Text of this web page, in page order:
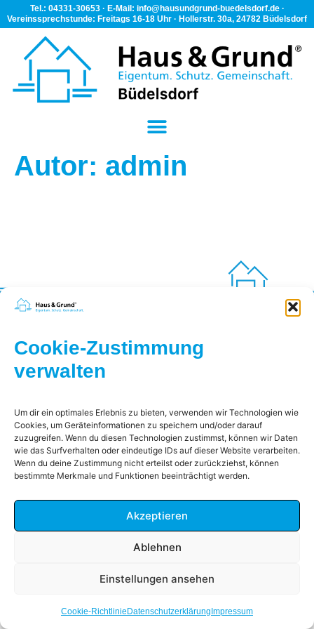
Cookie-Zustimmung
verwalten
Um dir ein optimales Erlebnis zu bieten, verwenden wir Technologien wie
Cookies, um Geräteinformationen zu speichern und/oder darauf
zuzugreifen. Wenn du diesen Technologien zustimmst, können wir Daten
wie das Surfverhalten oder eindeutige IDs auf dieser Website verarbeiten.
Wenn du deine Zustimmung nicht erteilst oder zurückziehst, können
bestimmte Merkmale und Funktionen beeinträchtigt werden.
Akzeptieren
Ablehnen
Einstellungen ansehen
Cookie-Richtlinie Datenschutzerklärung Impressum
Tel.: 04331-30653 · E-Mail: info@hausundgrund-buedelsdorf.de ·
Vereinssprechstunde: Freitags 16-18 Uhr · Hollerstr. 30a, 24782 Büdelsdorf
Autor: admin
© 2026 Haus, Wohnungs- und Grundeigentümerverein
von Büdelsdorf und Umgegend e.V.